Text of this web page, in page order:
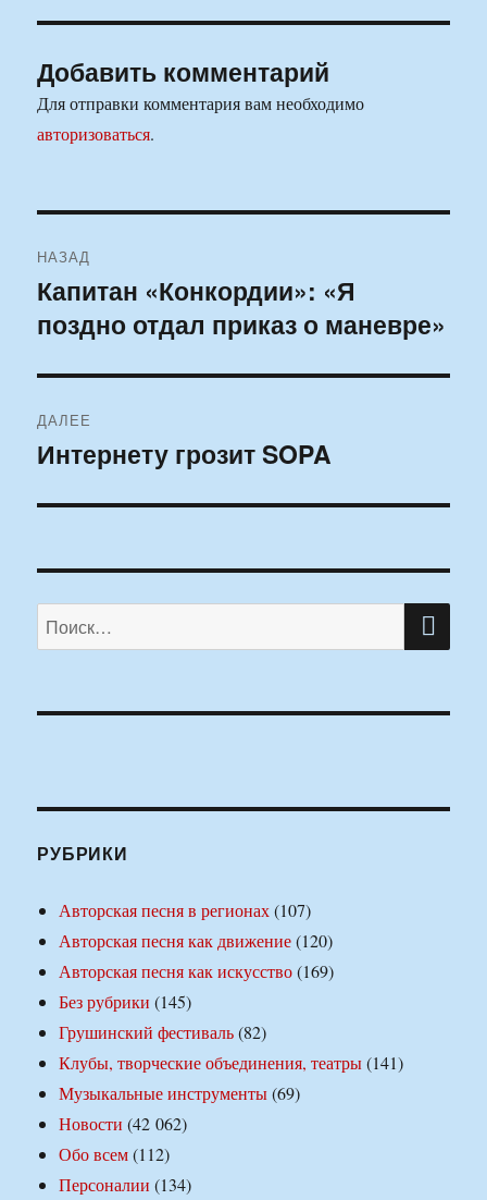
Добавить комментарий
Для отправки комментария вам необходимо
авторизоваться.
по
записям
НАЗАД
Предыдущая
запись:
Капитан «Конкордии»: «Я
поздно отдал приказ о маневре»
ДАЛЕЕ
Следующая
Интернету грозит SOPA
Искать:
РУБРИКИ
Авторская песня в регионах(107)
Авторская песня как движение(120)
Авторская песня как искусство(169)
Без рубрики (145)
Грушинский фестиваль(82)
Клубы, творческие объединения, театры(141)
Музыкальные инструменты(69)
Новости (42 062)
Обо всем(112)
Персоналии (134)